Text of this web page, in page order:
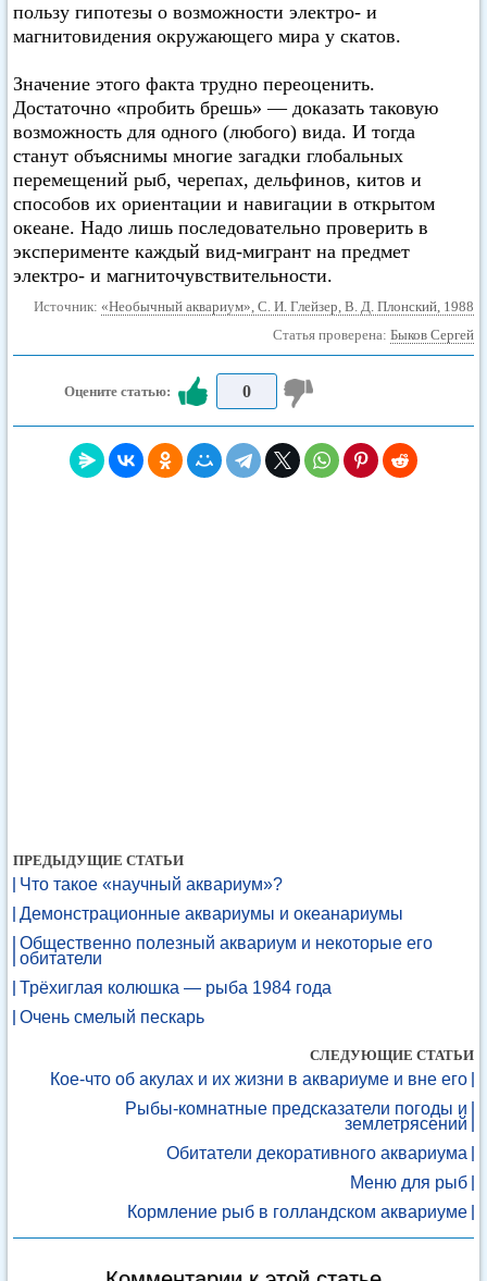
пользу гипотезы о возможности электро- и
магнитовидения окружающего мира у скатов.
Значение этого факта трудно переоценить.
Достаточно «пробить брешь» — доказать таковую
возможность для одного (любого) вида. И тогда
станут объяснимы многие загадки глобальных
перемещений рыб, черепах, дельфинов, китов и
способов их ориентации и навигации в открытом
океане. Надо лишь последовательно проверить в
эксперименте каждый вид-мигрант на предмет
электро- и магниточувствительности.
Источник: «Необычный аквариум», С. И. Глейзер, В. Д. Плонский, 1988
Статья проверена: Быков Сергей
Оцените статью: 0
ПРЕДЫДУЩИЕ СТАТЬИ
Что такое «научный аквариум»?
Демонстрационные аквариумы и океанариумы
Общественно полезный аквариум и некоторые его
обитатели
Трёхиглая колюшка — рыба 1984 года
Очень смелый пескарь
СЛЕДУЮЩИЕ СТАТЬИ
Кое-что об акулах и их жизни в аквариуме и вне его
Рыбы-комнатные предсказатели погоды и
землетрясений
Обитатели декоративного аквариума
Меню для рыб
Кормление рыб в голландском аквариуме